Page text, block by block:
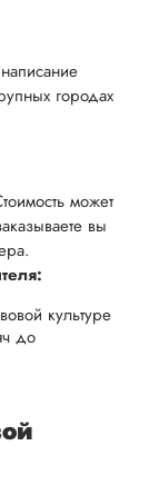
городах
может
вы
культуре
до